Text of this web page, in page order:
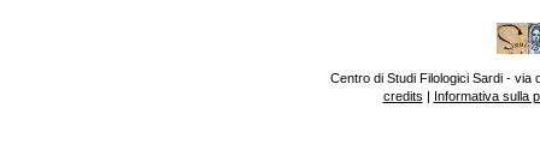
Centro di Studi Filologici Sardi - via
credits | Informativa sulla